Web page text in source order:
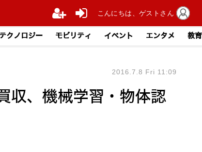
テクノロジー モビリティ イベント エンタメ 教育
、機械学習・物体認
2016.7.8 Fri 11:09
こんにちは、ゲストさん